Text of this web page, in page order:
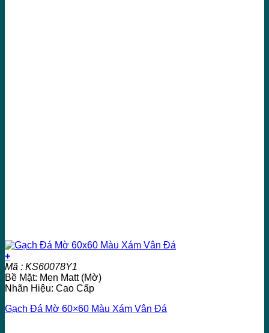
+
Mã : KS60078Y1
Bề Mặt: Men Matt (Mờ)
Nhãn Hiệu: Cao Cấp
Gạch Đá Mờ 60×60 Màu Xám Vân Đá